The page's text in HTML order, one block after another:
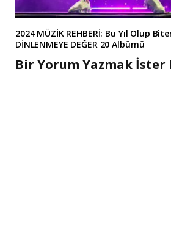
2024 MÜZİK REHBERİ: Bu Yıl Olup
DİNLENMEYE DEĞER 20 Albümü
Bir Yorum Yazmak İster